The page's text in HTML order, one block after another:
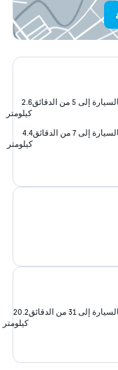
إلى 5 من الدقائق
2.6
كيلومتر
إلى 7 من الدقائق
4.4
كيلومتر
إلى 31 من الدقائق
20.2
كيلومتر